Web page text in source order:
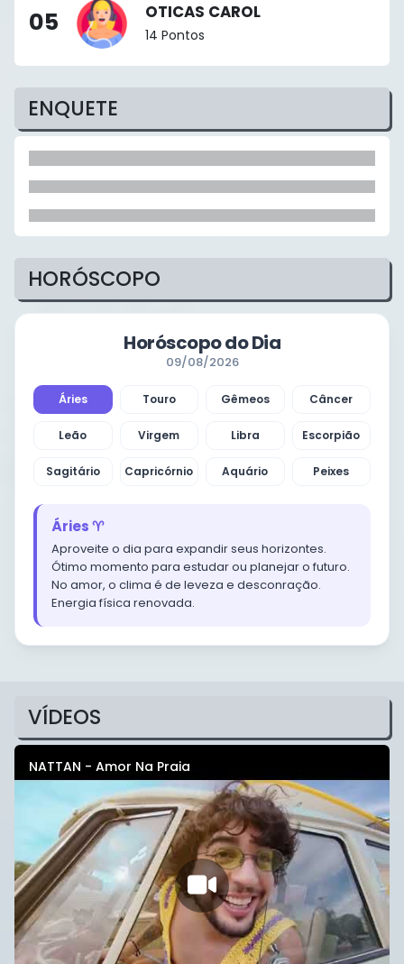
05 OTICAS CAROL
14 Pontos
ENQUETE
HORÓSCOPO
Horóscopo do Dia
09/08/2026
Áries Touro Gêmeos Câncer
Leão Virgem Libra Escorpião
Sagitário Capricórnio Aquário Peixes
Áries ♈
Aproveite o dia para expandir seus horizontes.
Ótimo momento para estudar ou planejar o futuro.
No amor, o clima é de leveza e desconração.
Energia física renovada.
VÍDEOS
NATTAN - Amor Na Praia